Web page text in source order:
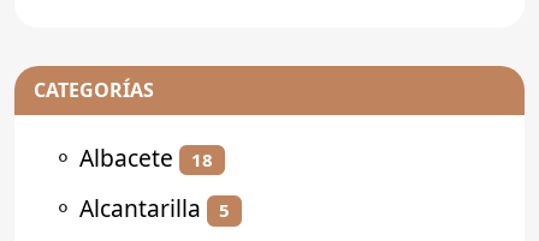
CATEGORÍAS
⚬ Albacete 18
⚬ Alcantarilla 5